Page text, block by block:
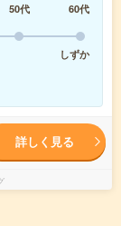
50代
60代
しずか
詳しく見る